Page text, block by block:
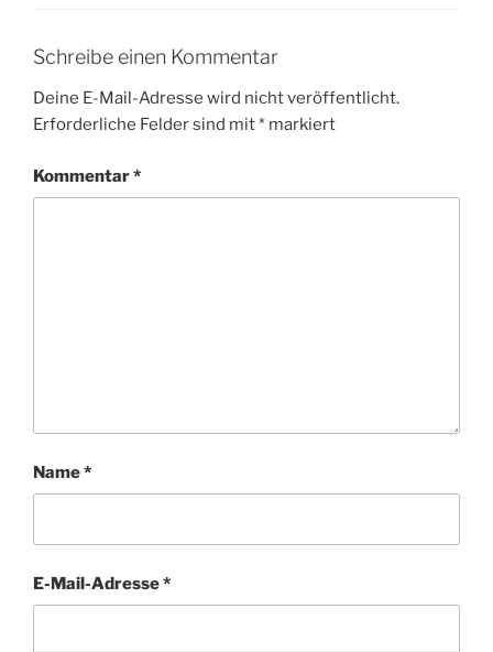
Schreibe einen Kommentar
Deine E-Mail-Adresse wird nicht veröffentlicht.
Erforderliche Felder sind mit* markiert
Kommentar*
Name*
E-Mail-Adresse*